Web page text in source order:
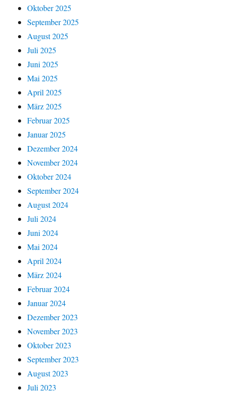
Oktober 2025
September 2025
August 2025
Juli 2025
Juni 2025
Mai 2025
April 2025
März 2025
Februar 2025
Januar 2025
Dezember 2024
November 2024
Oktober 2024
September 2024
August 2024
Juli 2024
Juni 2024
Mai 2024
April 2024
März 2024
Februar 2024
Januar 2024
Dezember 2023
November 2023
Oktober 2023
September 2023
August 2023
Juli 2023